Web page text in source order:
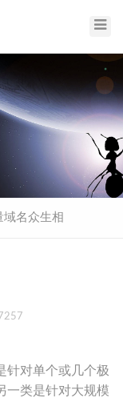
域名众生相
针对单个或几个极
一类是针对大规模